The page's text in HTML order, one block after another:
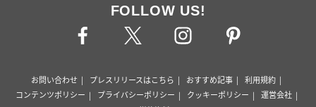
FOLLOW US!
お問い合わせ プレスリリースはこちら おすすめ記事
利用規約
コンテンツポリシー
プライバシーポリシー クッキーポリシー
運営会社